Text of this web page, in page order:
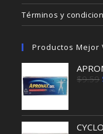
Términos y
Productos Mejor
$9.59